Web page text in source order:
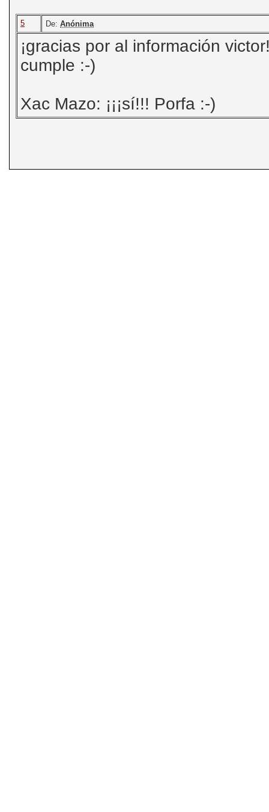
5 De: Anónima
¡gracias por al información
cumple :-)
Xac Mazo: ¡¡¡sí!!! Porfa :-)